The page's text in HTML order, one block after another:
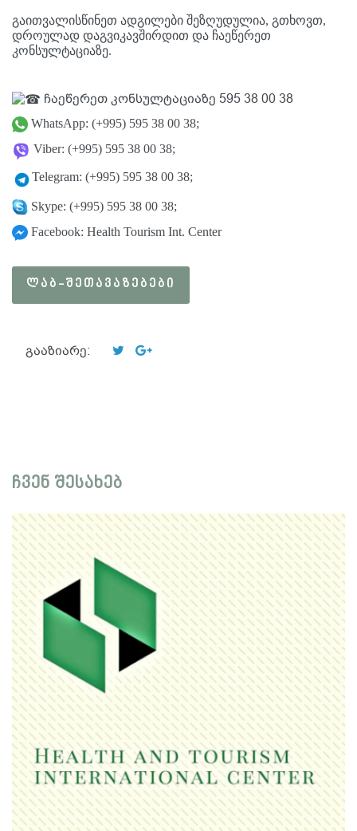
გაითვალისწინეთ ადგილები შეზღუდულია, გთხოვთ,
დროულად დაგვიკავშირდით და ჩაეწერეთ
კონსულტაციაზე.
ჩაეწერეთ კონსულტაციაზე 595 38 00 38
WhatsApp: (+995) 595 38 00 38;
Viber: (+995) 595 38 00 38;
Telegram: (+995) 595 38 00 38;
Skype: (+995) 595 38 00 38;
Facebook: Health Tourism Int. Center
ᲚᲐᲑ-ᲨᲔᲗᲐᲕᲐᲖᲔᲑᲔᲑᲘ
გააზიარე:
ჩვენ შესახებ